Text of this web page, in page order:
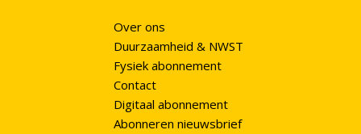
Over ons
Duurzaamheid & NWST
Fysiek abonnement
Contact
Digitaal abonnement
Abonneren nieuwsbrief